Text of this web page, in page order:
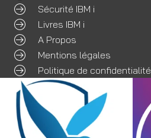
Sécurité IBM i
Livres IBM i
A Propos
Mentions légales
Politique de confidentialité